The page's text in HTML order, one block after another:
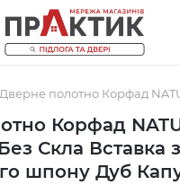
Корфад
Скла Вставка з
шпону Дуб